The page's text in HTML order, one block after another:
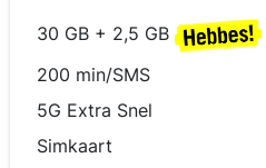
30 GB + 2,5 GB
200 min/SMS
5G Extra Snel
Simkaart